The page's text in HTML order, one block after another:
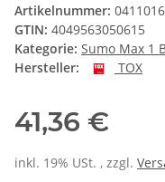
Artikelnummer:
GTIN: 4049563050615
Kategorie: Sumo Max 1
Hersteller:
TOX
41,36 €
inkl. 19% USt. , zzgl.